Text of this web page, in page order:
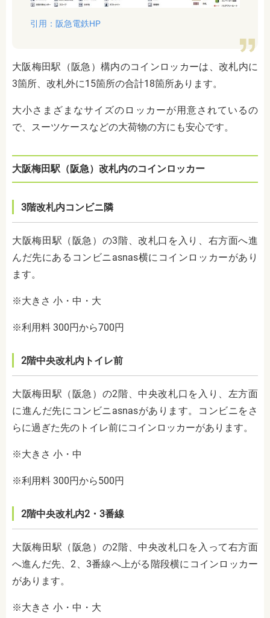
引用：阪急電鉄HP
大阪梅田駅（阪急）構内のコインロッカーは、改札内に
3箇所、改札外に15箇所の合計18箇所あります。
大小さまざまなサイズのロッカーが用意されているの
で、スーツケースなどの大荷物の方にも安心です。
大阪梅田駅（阪急）改札内のコインロッカー
3階改札内コンビニ隣
大阪梅田駅（阪急）の3階、改札口を入り、右方面へ進
んだ先にあるコンビニasnas横にコインロッカーがあり
ます。
※大きさ 小・中・大
※利用料 300円から700円
2階中央改札内トイレ前
大阪梅田駅（阪急）の2階、中央改札口を入り、左方面
に進んだ先にコンビニasnasがあります。コンビニをさ
らに過ぎた先のトイレ前にコインロッカーがあります。
※大きさ 小・中
※利用料 300円から500円
2階中央改札内2・3番線
大阪梅田駅（阪急）の2階、中央改札口を入って右方面
へ進んだ先、2、3番線へ上がる階段横にコインロッカー
があります。
※大きさ 小・中・大